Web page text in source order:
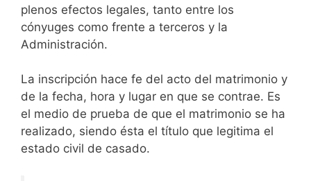
plenos efectos legales, tanto entre los
cónyuges como frente a terceros y la
Administración.
La inscripción hace fe del acto del matrimonio y
de la fecha, hora y lugar en que se contrae. Es
el medio de prueba de que el matrimonio se ha
realizado, siendo ésta el título que legitima el
estado civil de casado.